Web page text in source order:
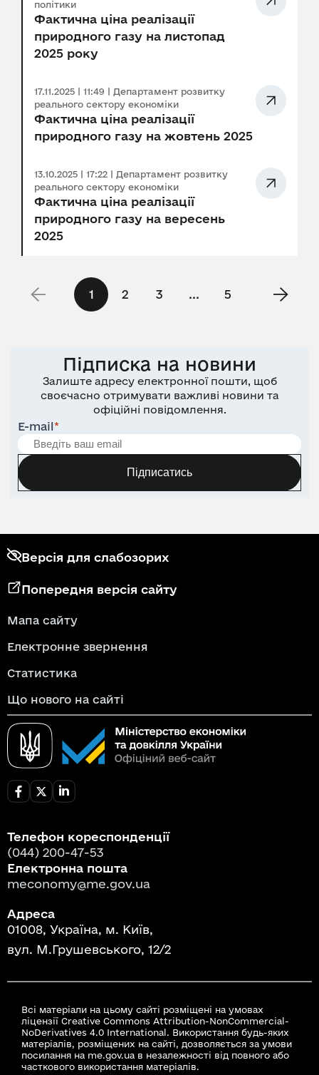
політики
Фактична ціна реалізації
природного газу на листопад
2025 року
17.11.2025 | 11:49 | Департамент розвитку
реального сектору економіки
Фактична ціна реалізації
природного газу на жовтень 2025
13.10.2025 | 17:22 | Департамент розвитку
реального сектору економіки
Фактична ціна реалізації
природного газу на вересень
2025
1 2 3 ... 5
Підписка на новини
Залиште адресу електронної пошти, щоб
своєчасно отримувати важливі новини та
офіційні повідомлення.
E-mail*
Підписатись
Версія для слабозорих
Попередня версія сайту
Мапа сайту
Електронне звернення
Статистика
Що нового на сайті
Телефон кореспонденції
(044) 200-47-53
Електронна пошта
meconomy@me.gov.ua
Адреса
01008, Україна, м. Київ,
вул. М.Грушевського, 12/2
Всі матеріали на цьому сайті розміщені на умовах
ліцензії Creative Commons Attribution-NonCommercial-
NoDerivatives 4.0 International. Використання будь-яких
матеріалів, розміщених на сайті, дозволяється за умови
посилання на me.gov.ua в незалежності від повного або
часткового використання матеріалів.